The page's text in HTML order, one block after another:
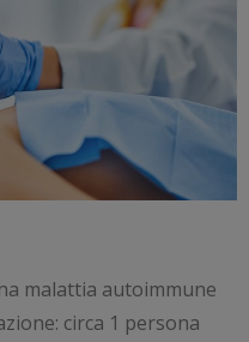
malattia autoimmune
circa 1 persona